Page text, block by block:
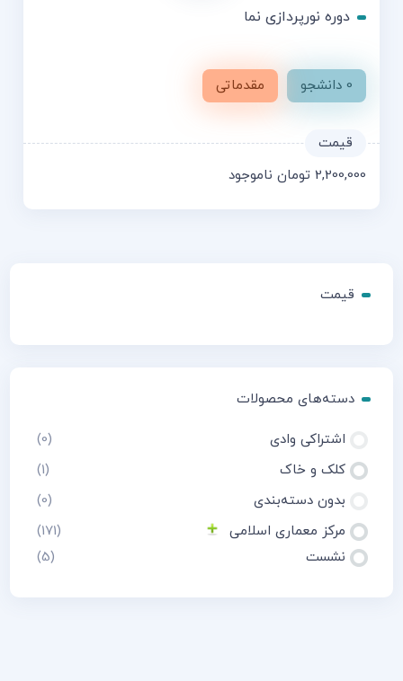
دوره نورپردازی نما
0 دانشجو مقدماتی
2,200,000 تومان ناموجود
قیمت
دسته‌های محصولات
اشتراکی وادی
(0)
کلک و خاک
(1)
بدون دسته‌بندی
(0)
مرکز معماری اسلامی
(171)
نشست
(5)